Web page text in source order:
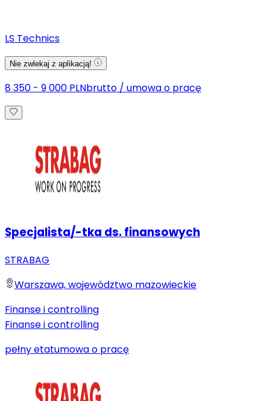
LS Technics
Nie zwlekaj z aplikacją!
8 350 - 9 000 PLNbrutto / umowa o pracę
Specjalista/-tka ds. finansowych
STRABAG
Warszawa, województwo mazowieckie
Finanse i controlling
Finanse i controlling
pełny etatumowa o pracę